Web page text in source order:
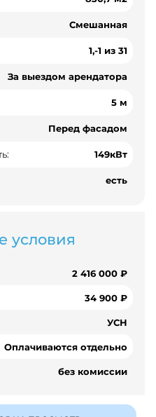
Смешанная
1,-1 из 31
За выездом арендатора
5 м
Перед фасадом
149кВт
есть
условия
2 416 000 ₽
34 900 ₽
УСН
Оплачиваются отдельно
без комиссии